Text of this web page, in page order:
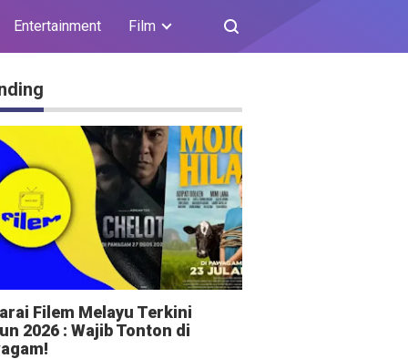
Entertainment Film
Filem Melayu Terkini
2026 : Wajib Tonton di